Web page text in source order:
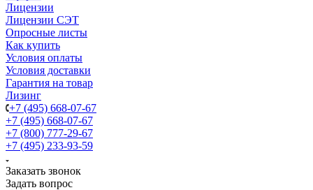
Лицензии
Лицензии СЭТ
Опросные листы
Как купить
Условия оплаты
Условия доставки
Гарантия на товар
Лизинг
+7 (495) 668-07-67
+7 (495) 668-07-67
+7 (800) 777-29-67
+7 (495) 233-93-59
Заказать звонок
Задать вопрос